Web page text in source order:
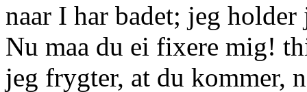
naar I har badet; jeg
Nu maa du ei fixere mig!
jeg frygter, at du kommer,